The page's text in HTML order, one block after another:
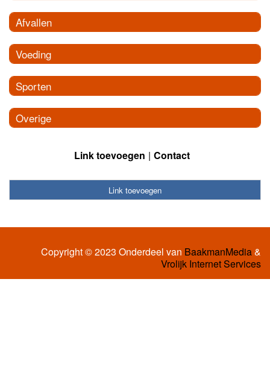
Afvallen
Voeding
Sporten
Overige
Link toevoegen Contact
Link toevoegen
Copyright © 2023 Onderdeel van BaakmanMedia&
Vrolijk Internet Services